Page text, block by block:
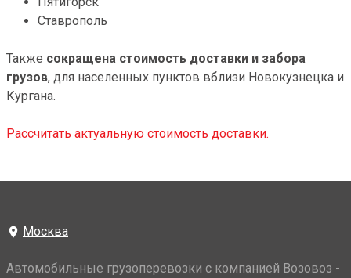
Ставрополь
Также сокращена стоимость доставки и забора
грузов, для населенных пунктов вблизи Новокузнецка и
Кургана.
Рассчитать актуальную стоимость доставки.
Москва
Автомобильные грузоперевозки с компанией Возовоз -